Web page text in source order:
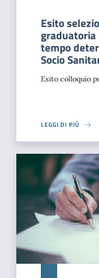
Esito
graduatoria
tempo
Socio
Esito colloquio
LEGGI DI PIÙ